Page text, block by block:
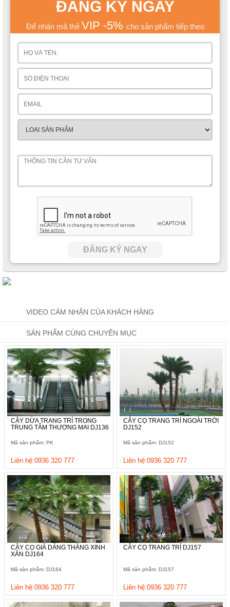
ĐĂNG KÝ NGAY
Để nhận mã thẻ VIP -5% cho sản phẩm tiếp theo
ĐĂNG KÝ NGAY
VIDEO CẢM NHẬN CỦA KHÁCH HÀNG
SẢN PHẨM CÙNG CHUYÊN MỤC
CÂY DỪA TRANG TRÍ TRONG
TRUNG TÂM THƯƠNG MAI DJ136
Mã sản phẩm: PK
Liên hệ:0936 320 777
CÂY CỌ TRANG TRÍ NGOÀI TRỜI
DJ152
Mã sản phẩm: DJ152
Liên hệ:0936 320 777
CÂY CỌ GIẢ DÁNG THẲNG XINH
XẮN DJ164
Mã sản phẩm: DJ164
Liên hệ:0936 320 777
CÂY CỌ TRANG TRÍ DJ157
Mã sản phẩm: DJ157
Liên hệ:0936 320 777